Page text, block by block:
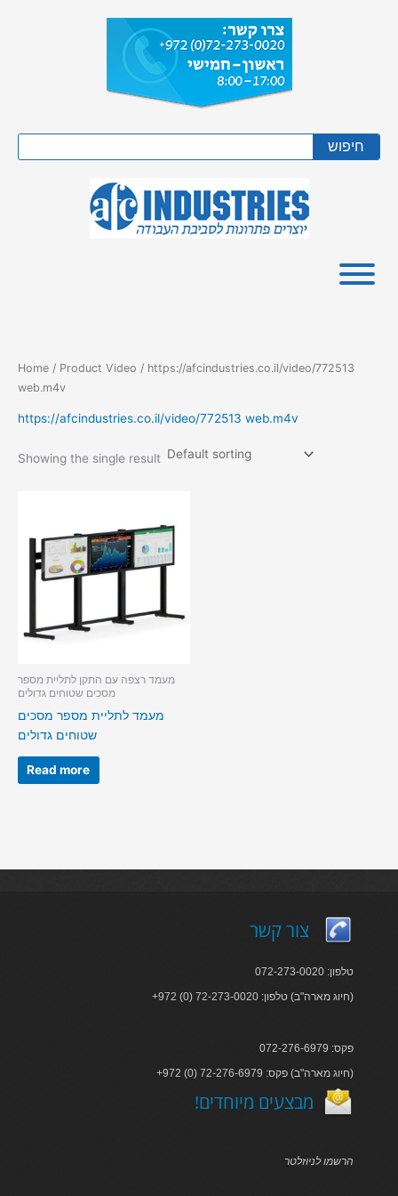
חיפוש
Home / Product Video / https://afcindustries.co.il/video/772513
web.m4v
https://afcindustries.co.il/video/772513 web.m4v
Showing the single result
מעמד רצפה עם התקן לתליית מספר
מסכים שטוחים גדולים
מעמד לתליית מספר מסכים
שטוחים גדולים
Read more
צור קשר
טלפון: 072-273-0020
+972 (0) 72-273-0020 :חיוג מארה"ב) טלפון)
פקס: 072-276-6979
+972 (0) 72-276-6979 :חיוג מארה"ב) פקס)
!מבצעים מיוחדים
הרשמו לניוזלטר